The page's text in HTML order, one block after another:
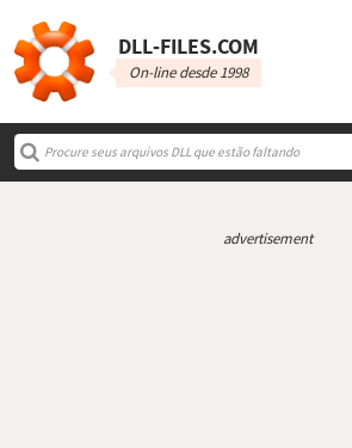
DLL‑FILES.COM
On-line desde 1998
advertisement